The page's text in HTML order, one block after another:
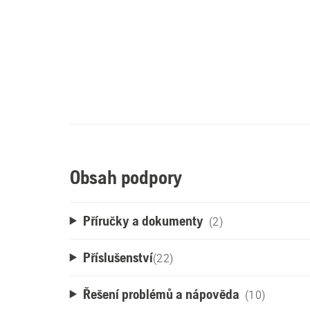
Obsah podpory
Příručky a dokumenty (2)
Příslušenství(22)
Řešení problémů a nápověda (10)